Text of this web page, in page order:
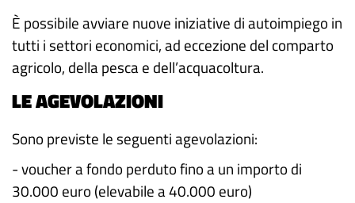
È possibile avviare nuove iniziative di autoimpiego in
tutti i settori economici, ad eccezione del comparto
agricolo, della pesca e dell’acquacoltura.
LE AGEVOLAZIONI
Sono previste le seguenti agevolazioni:
- voucher a fondo perduto fino a un importo di
30.000 euro (elevabile a 40.000 euro)